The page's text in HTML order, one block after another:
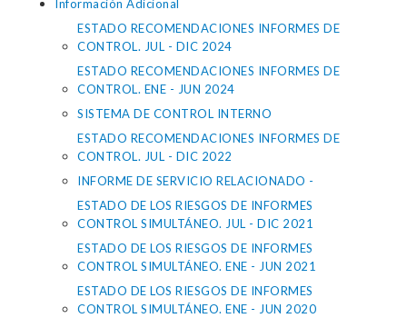
Información Adicional
ESTADO RECOMENDACIONES INFORMES DE
CONTROL. JUL - DIC 2024
ESTADO RECOMENDACIONES INFORMES DE
CONTROL. ENE - JUN 2024
SISTEMA DE CONTROL INTERNO
ESTADO RECOMENDACIONES INFORMES DE
CONTROL. JUL - DIC 2022
INFORME DE SERVICIO RELACIONADO -
ESTADO DE LOS RIESGOS DE INFORMES
CONTROL SIMULTÁNEO. JUL - DIC 2021
ESTADO DE LOS RIESGOS DE INFORMES
CONTROL SIMULTÁNEO. ENE - JUN 2021
ESTADO DE LOS RIESGOS DE INFORMES
CONTROL SIMULTÁNEO. ENE - JUN 2020